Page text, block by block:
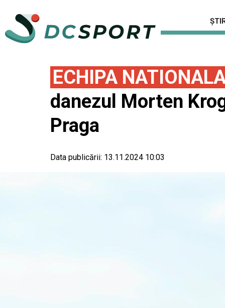
ECHIPA
danezul Morten
Praga
Data publicării: 13.11.2024 10:03